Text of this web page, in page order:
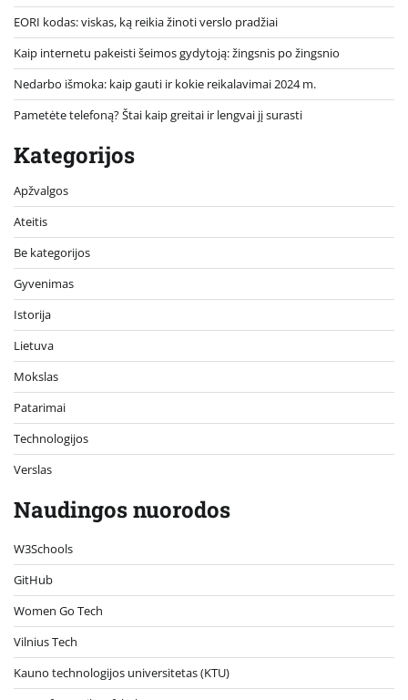
EORI kodas: viskas, ką reikia žinoti verslo pradžiai
Kaip internetu pakeisti šeimos gydytoją: žingsnis po žingsnio
Nedarbo išmoka: kaip gauti ir kokie reikalavimai 2024 m.
Pametėte telefoną? Štai kaip greitai ir lengvai jį surasti
Kategorijos
Apžvalgos
Ateitis
Be kategorijos
Gyvenimas
Istorija
Lietuva
Mokslas
Patarimai
Technologijos
Verslas
Naudingos nuorodos
W3Schools
GitHub
Women Go Tech
Vilnius Tech
Kauno technologijos universitetas (KTU)